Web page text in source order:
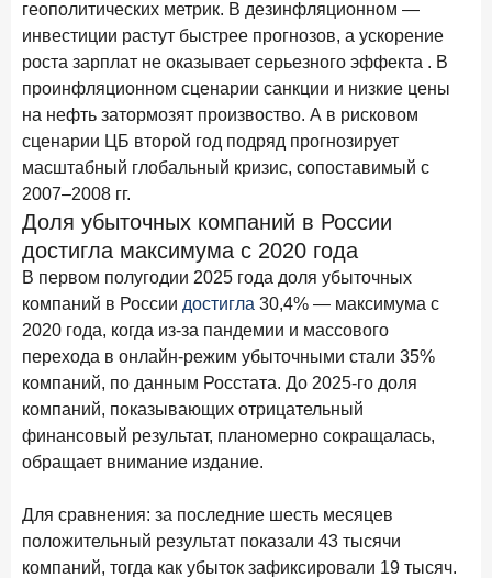
ПОДПИСАТЬСЯ
Я согласен с условиямиобработки данных
8 июня 2026 года ИССЛЕДОВАНИЕ
По итогам мая 2026 года объем выдач кредитов
составил 993,8 млрд руб.
ИССЛЕДОВАНИЕ
Синергия интеллектов: будущее контакт-центров в
партнерстве человека и технологий
1 июня 2026 года
В борьбе за сбережения россиян банки учатся
понимать контекст
Доверие становится главным фактором на рынке
Private banking
геополитических метрик. В дезинфляционном —
инвестиции растут быстрее прогнозов, а ускорение
роста зарплат не оказывает серьезного эффекта . В
проинфляционном сценарии санкции и низкие цены
на нефть затормозят произвоство. А в рисковом
сценарии ЦБ второй год подряд прогнозирует
масштабный глобальный кризис, сопоставимый с
2007–2008 гг.
Доля убыточных компаний в России
достигла максимума с 2020 года
В первом полугодии 2025 года доля убыточных
компаний в России достигла 30,4% — максимума с
2020 года, когда из-за пандемии и массового
перехода в онлайн-режим убыточными стали 35%
компаний, по данным Росстата. До 2025-го доля
компаний, показывающих отрицательный
финансовый результат, планомерно сокращалась,
обращает внимание издание.
Для сравнения: за последние шесть месяцев
положительный результат показали 43 тысячи
компаний, тогда как убыток зафиксировали 19 тысяч.